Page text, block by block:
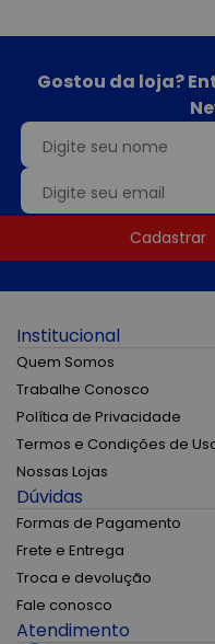
Gostou da loja?
Cadastrar
Institucional
Quem Somos
Trabalhe Conosco
Política de Privacidade
Termos e Condições de
Nossas Lojas
Dúvidas
Formas de Pagamento
Frete e Entrega
Troca e devolução
Fale conosco
Atendimento